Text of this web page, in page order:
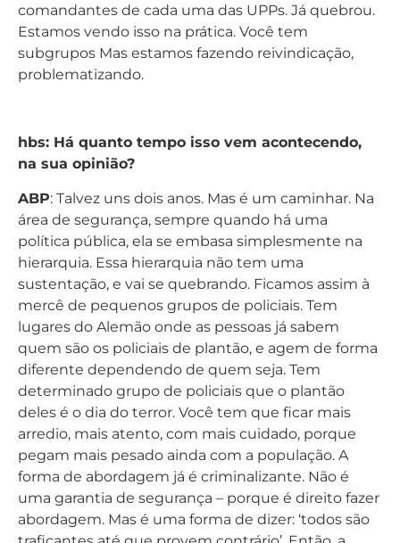
comandantes de cada uma das UPPs. Já quebrou.
Estamos vendo isso na prática. Você tem
subgrupos Mas estamos fazendo reivindicação,
problematizando.
hbs: Há quanto tempo isso vem acontecendo,
na sua opinião?
ABP: Talvez uns dois anos. Mas é um caminhar. Na
área de segurança, sempre quando há uma
política pública, ela se embasa simplesmente na
hierarquia. Essa hierarquia não tem uma
sustentação, e vai se quebrando. Ficamos assim à
mercê de pequenos grupos de policiais. Tem
lugares do Alemão onde as pessoas já sabem
quem são os policiais de plantão, e agem de forma
diferente dependendo de quem seja. Tem
determinado grupo de policiais que o plantão
deles é o dia do terror. Você tem que ficar mais
arredio, mais atento, com mais cuidado, porque
pegam mais pesado ainda com a população. A
forma de abordagem já é criminalizante. Não é
uma garantia de segurança – porque é direito fazer
abordagem. Mas é uma forma de dizer: ‘todos são